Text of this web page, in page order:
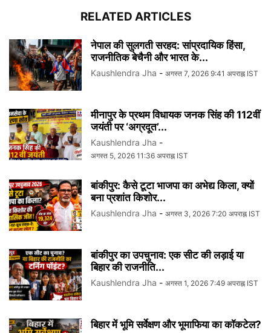
RELATED ARTICLES
नेपाल की सुलगती सरहद: सांप्रदायिक हिंसा,
राजनीतिक बेचैनी और भारत के...
Kaushlendra Jha - अगस्त 7, 2026 9:41 अपराह्न IST
मीनापुर के प्रथम विधायक जनक सिंह की 112वीं
जयंती पर ‘अग्रदूत’...
Kaushlendra Jha -
अगस्त 5, 2026 11:36 अपराह्न IST
बांकीपुर: कैसे टूटा भाजपा का अभेद्य किला, क्यों
बना प्रशांत किशोर...
Kaushlendra Jha - अगस्त 3, 2026 7:20 अपराह्न IST
बांकीपुर का उपचुनाव: एक सीट की लड़ाई या
बिहार की राजनीति...
Kaushlendra Jha - अगस्त 1, 2026 7:49 अपराह्न IST
बिहार में भूमि सर्वेक्षण और भूमाफिया का कॉकटेल?